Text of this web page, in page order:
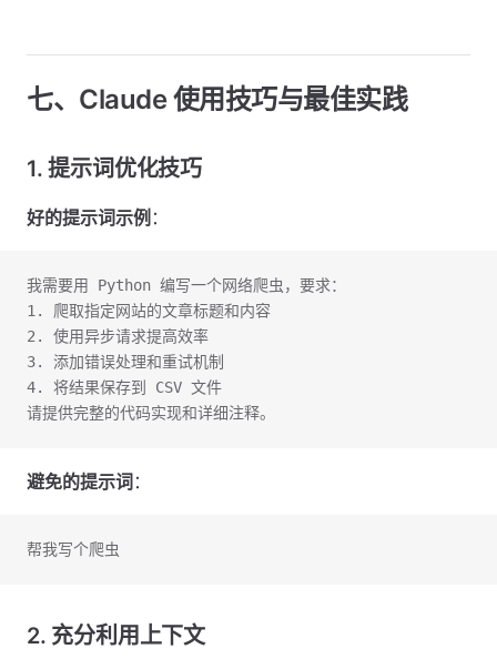
七、Claude 使用技巧与最佳实践
1. 提示词优化技巧
好的提示词示例 ：
我需要用 Python 编写一个网络爬虫，要求：
1. 爬取指定网站的文章标题和内容
2. 使用异步请求提高效率
3. 添加错误处理和重试机制
4. 将结果保存到 CSV 文件
请提供完整的代码实现和详细注释。
避免的提示词 ：
帮我写个爬虫
2. 充分利用上下文